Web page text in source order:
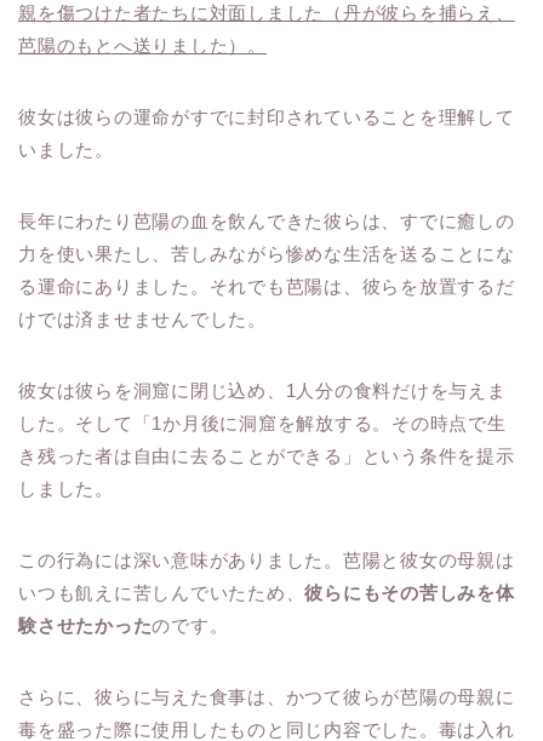
親を傷つけた者たちに対面しました（丹が彼らを捕らえ、
芭陽のもとへ送りました）。
彼女は彼らの運命がすでに封印されていることを理解して
いました。
長年にわたり芭陽の血を飲んできた彼らは、すでに癒しの
力を使い果たし、苦しみながら惨めな生活を送ることにな
る運命にありました。それでも芭陽は、彼らを放置するだ
けでは済ませませんでした。
彼女は彼らを洞窟に閉じ込め、1人分の食料だけを与えま
した。そして「1か月後に洞窟を解放する。その時点で生
き残った者は自由に去ることができる」という条件を提示
しました。
この行為には深い意味がありました。芭陽と彼女の母親は
いつも飢えに苦しんでいたため、彼らにもその苦しみを体
験させたかったのです。
さらに、彼らに与えた食事は、かつて彼らが芭陽の母親に
毒を盛った際に使用したものと同じ内容でした。毒は入れ